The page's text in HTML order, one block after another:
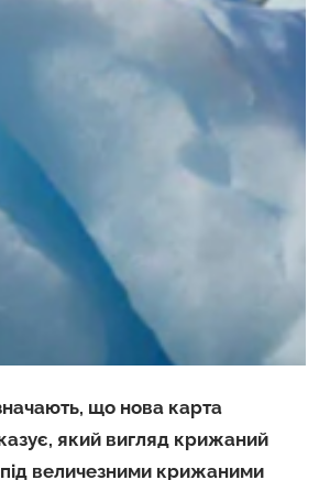
що нова карта
який вигляд крижаний
величезними крижаними